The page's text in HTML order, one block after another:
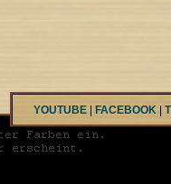
YOUTUBE FACEBOOK